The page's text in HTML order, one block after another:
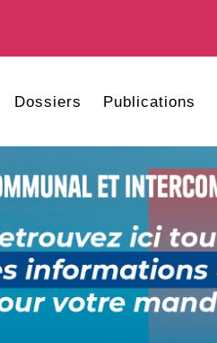
Dossiers Publications